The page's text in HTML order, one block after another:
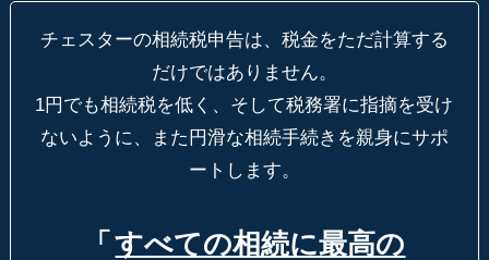
チェスターの相続税申告は、税金をただ計算する
だけではありません。
1円でも相続税を低く、そして税務署に指摘を受け
ないように、
また円滑な相続手続きを親身にサポ
ートします。
「 すべての相続に最高の